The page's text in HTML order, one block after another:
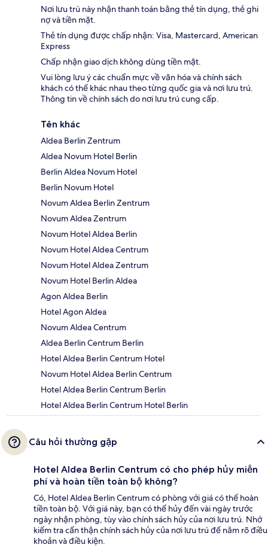
Nơi lưu trú này nhận thanh toán bằng thẻ tín dụng, thẻ ghi
nợ và tiền mặt.
Thẻ tín dụng được chấp nhận: Visa, Mastercard, American
Express
Chấp nhận giao dịch không dùng tiền mặt.
Vui lòng lưu ý các chuẩn mực về văn hóa và chính sách
khách có thể khác nhau theo từng quốc gia và nơi lưu trú.
Thông tin về chính sách do nơi lưu trú cung cấp.
Tên khác
Aldea Berlin Zentrum
Aldea Novum Hotel Berlin
Berlin Aldea Novum Hotel
Berlin Novum Hotel
Novum Aldea Berlin Zentrum
Novum Aldea Zentrum
Novum Hotel Aldea Berlin
Novum Hotel Aldea Centrum
Novum Hotel Aldea Zentrum
Novum Hotel Berlin Aldea
Agon Aldea Berlin
Hotel Agon Aldea
Novum Aldea Centrum
Aldea Berlin Centrum Berlin
Hotel Aldea Berlin Centrum Hotel
Novum Hotel Aldea Berlin Centrum
Hotel Aldea Berlin Centrum Berlin
Hotel Aldea Berlin Centrum Hotel Berlin
Câu hỏi thường gặp
Hotel Aldea Berlin Centrum có cho phép hủy miễn
phí và hoàn tiền toàn bộ không?
Có, Hotel Aldea Berlin Centrum có phòng với giá có thể hoàn
tiền toàn bộ. Với giá này, bạn có thể hủy đến vài ngày trước
ngày nhận phòng, tùy vào chính sách hủy của nơi lưu trú. Nhớ
kiểm tra cẩn thận chính sách hủy của nơi lưu trú để nắm rõ điều
khoản và điều kiện.